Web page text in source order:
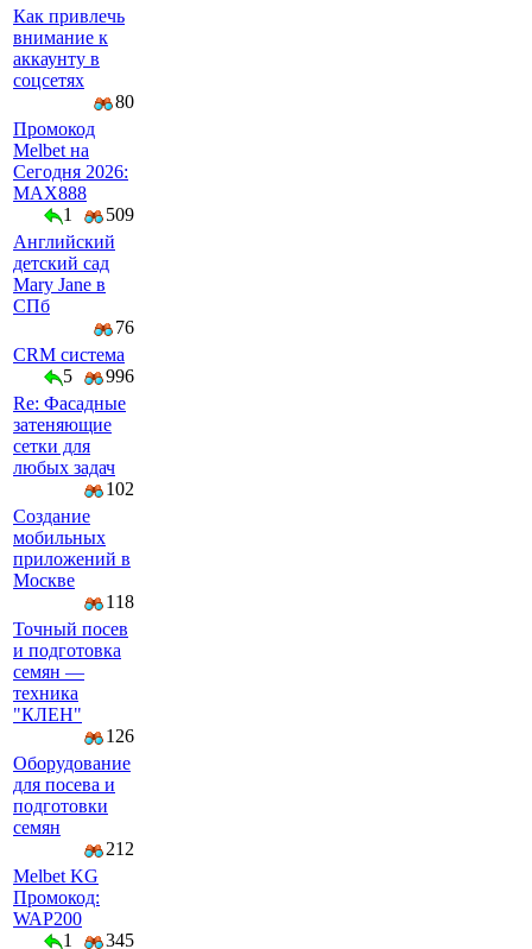
Как привлечь
внимание к
аккаунту в
соцсетях
80
Промокод
Melbet на
Сегодня 2026:
MAX888
1
509
Английский
детский сад
Mary Jane в
СПб
76
CRM система
5
996
Re: Фасадные
затеняющие
сетки для
любых задач
102
Создание
мобильных
приложений в
Москве
118
Точный посев
и подготовка
семян —
техника
"КЛЕН"
126
Оборудование
для посева и
подготовки
семян
212
Melbet KG
Промокод:
WAP200
1
345